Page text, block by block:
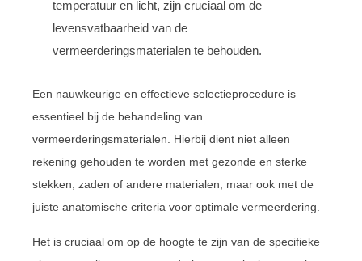
temperatuur en licht, zijn cruciaal om de
levensvatbaarheid van de
vermeerderingsmaterialen te behouden.
Een nauwkeurige en effectieve selectieprocedure is
essentieel bij de behandeling van
vermeerderingsmaterialen. Hierbij dient niet alleen
rekening gehouden te worden met gezonde en sterke
stekken, zaden of andere materialen, maar ook met de
juiste anatomische criteria voor optimale vermeerdering.
Het is cruciaal om op de hoogte te zijn van de specifieke